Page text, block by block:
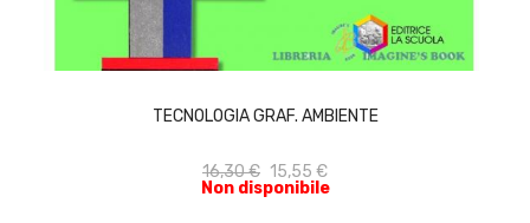
TECNOLOGIA GRAF. AMBIENTE
16,30 € 15,55 €
Non disponibile
ACQUISTA